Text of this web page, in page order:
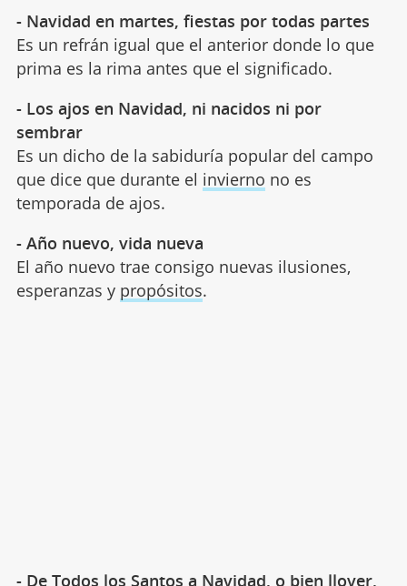
- Navidad en martes, fiestas por todas partes
Es un refrán igual que el anterior donde lo que
prima es la rima antes que el significado.
- Los ajos en Navidad, ni nacidos ni por
sembrar
Es un dicho de la sabiduría popular del campo
que dice que durante el invierno no es
temporada de ajos.
- Año nuevo, vida nueva
El año nuevo trae consigo nuevas ilusiones,
esperanzas y propósitos.
- De Todos los Santos a Navidad, o bien llover,